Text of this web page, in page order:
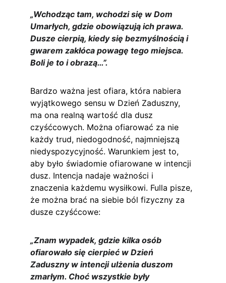
„Wchodząc tam, wchodzi się w Dom
Umarłych, gdzie obowiązują ich prawa.
Dusze cierpią, kiedy się bezmyślnością i
gwarem zakłóca powagę tego miejsca.
Boli je to i obrazą…”.
Bardzo ważna jest ofiara, która nabiera
wyjątkowego sensu w Dzień Zaduszny,
ma ona realną wartość dla dusz
czyśćcowych. Można ofiarować za nie
każdy trud, niedogodność, najmniejszą
niedyspozycyjność. Warunkiem jest to,
aby było świadomie ofiarowane w intencji
dusz. Intencja nadaje ważności i
znaczenia każdemu wysiłkowi. Fulla pisze,
że można brać na siebie ból fizyczny za
dusze czyśćcowe:
„Znam wypadek, gdzie kilka osób
ofiarowało się cierpieć w Dzień
Zaduszny w intencji ulżenia duszom
zmarłym. Choć wszystkie były